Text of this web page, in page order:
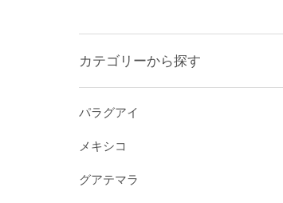
カテゴリーから探す
パラグアイ
メキシコ
グアテマラ